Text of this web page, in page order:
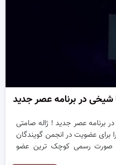
شیخی در برنامه عصر جدید
برنامه عصر جدید ! ژاله صامتی
عضویت در انجمن گویندگان
صورت رسمی کوچک ترین عضو